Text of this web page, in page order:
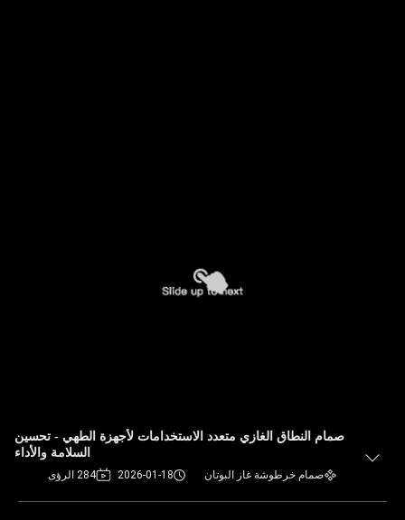
صمام النطاق الغازي متعدد الاستخدامات لأجهزة الطهي - تحسين
السلامة والأداء
صمام خرطوشة غاز البوتان 2026-01-18 284 الرؤى